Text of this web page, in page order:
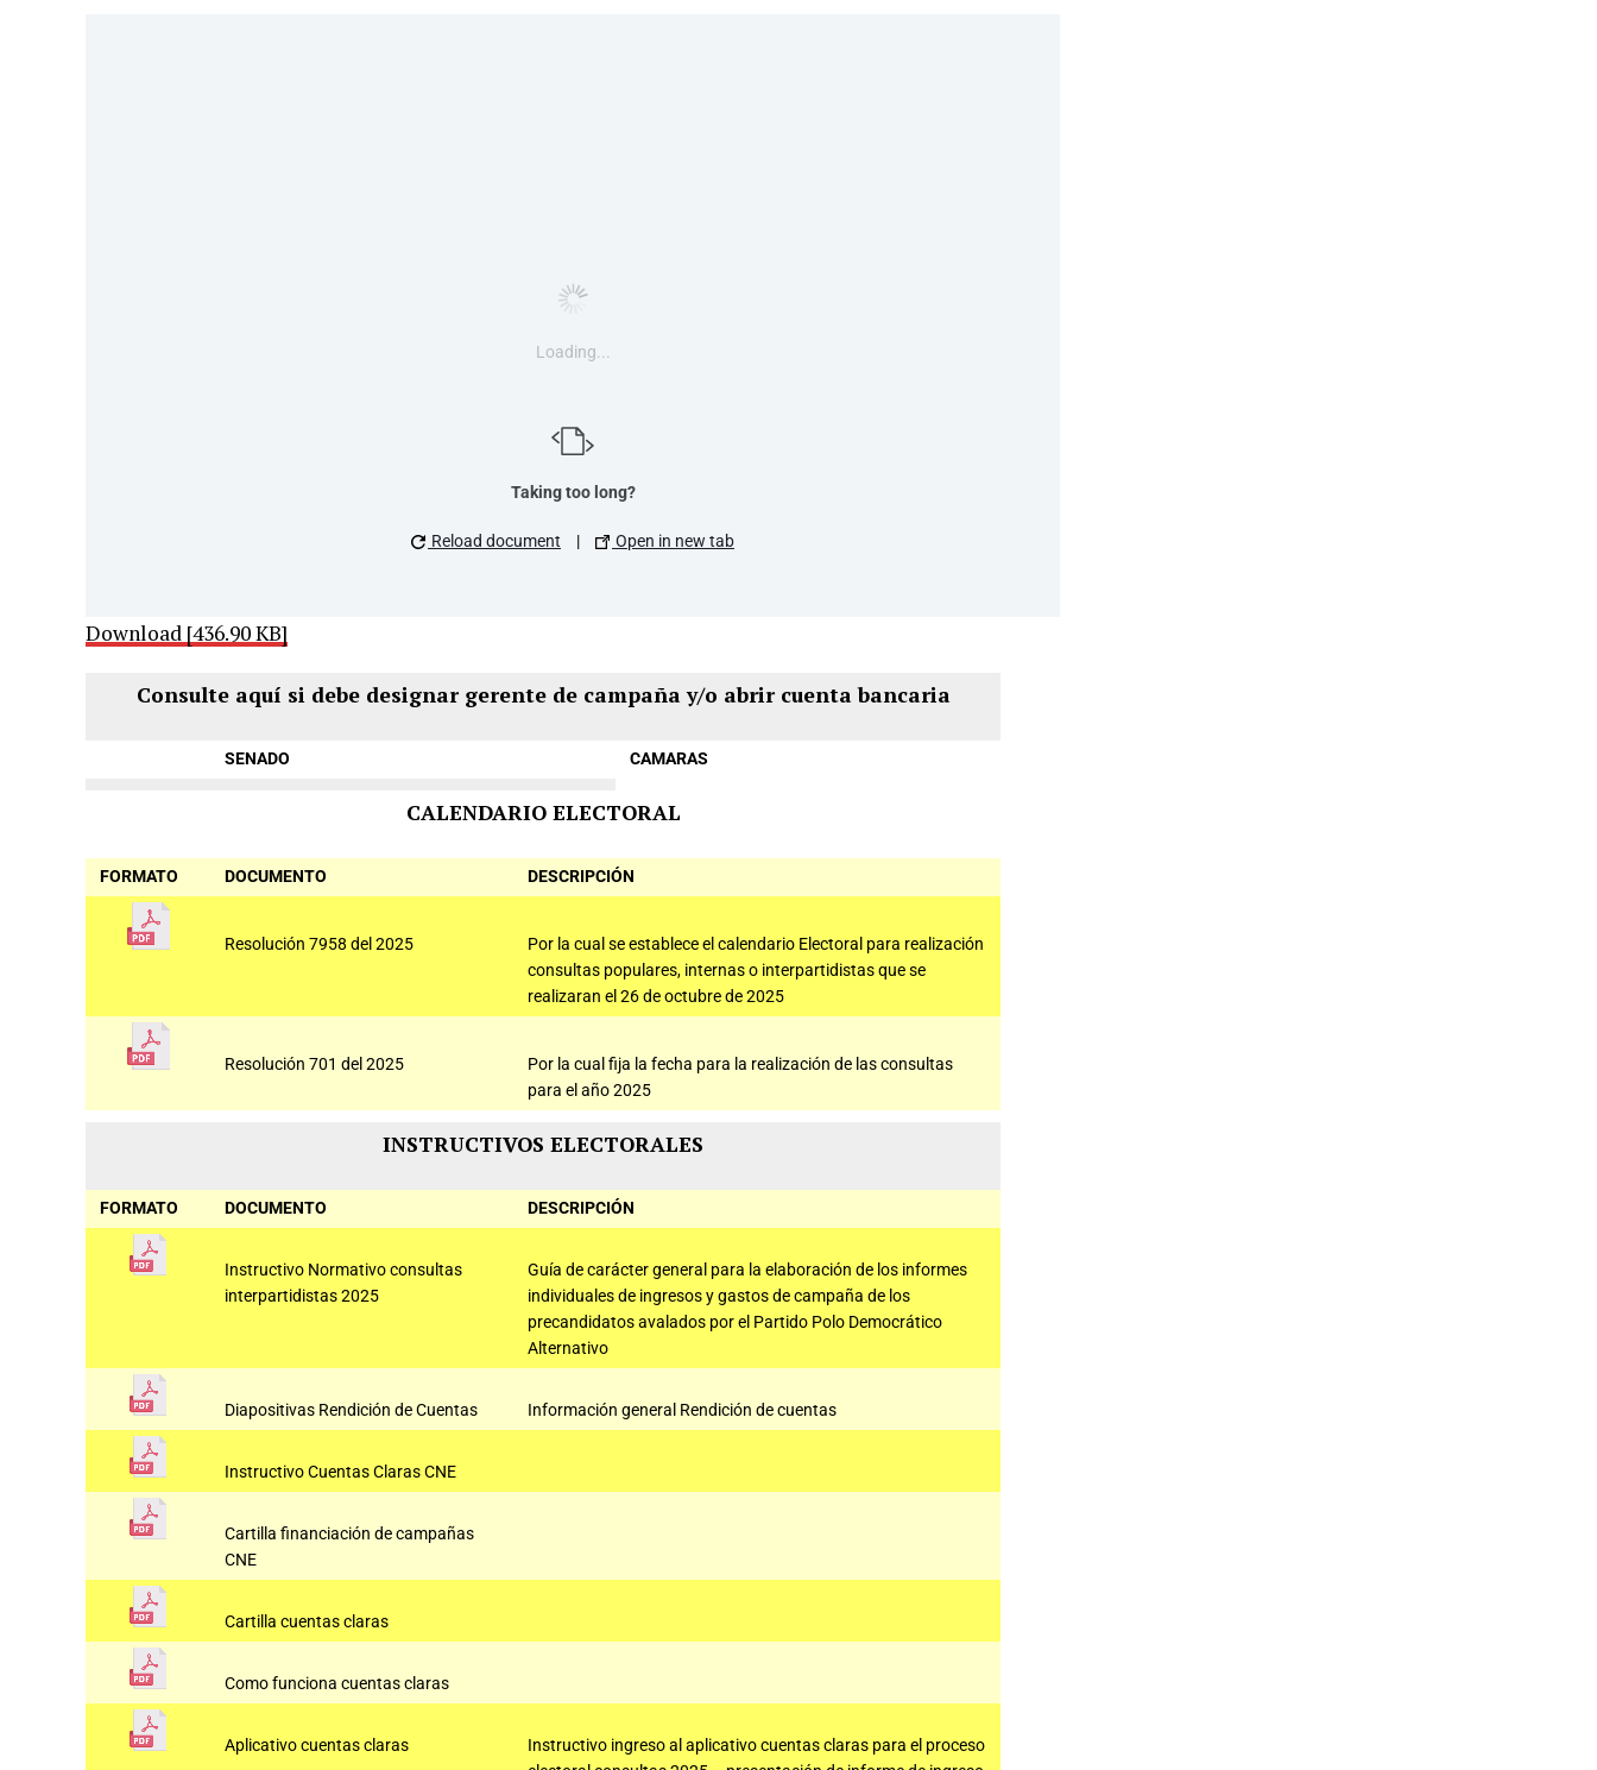
Loading...
Taking too long?
Reload document | Open in new tab
Download [436.90 KB]
Consulte aquí si debe designar gerente de campaña y/o abrir cuenta bancaria
SENADO CAMARAS
CALENDARIO ELECTORAL
FORMATO DOCUMENTO DESCRIPCIÓN
Resolución 7958 del 2025
Por la cual se establece el calendario Electoral para realización
consultas populares, internas o interpartidistas que se
realizaran el 26 de octubre de 2025
Resolución 701 del 2025
Por la cual fija la fecha para la realización de las consultas
para el año 2025
INSTRUCTIVOS ELECTORALES
FORMATO DOCUMENTO DESCRIPCIÓN
Instructivo Normativo consultas
interpartidistas 2025
Guía de carácter general para la elaboración de los informes
individuales de ingresos y gastos de campaña de los
precandidatos avalados por el Partido Polo Democrático
Alternativo
Diapositivas Rendición de Cuentas Información general Rendición de cuentas
Instructivo Cuentas Claras CNE
Cartilla financiación de campañas
CNE
Cartilla cuentas claras
Como funciona cuentas claras
Aplicativo cuentas claras
Instructivo ingreso al aplicativo cuentas claras para el proceso